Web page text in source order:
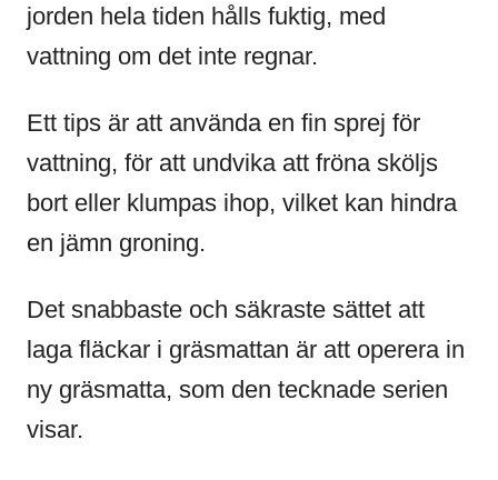
jorden hela tiden hålls fuktig, med
vattning om det inte regnar.
Ett tips är att använda en fin sprej för
vattning, för att undvika att fröna sköljs
bort eller klumpas ihop, vilket kan hindra
en jämn groning.
Det snabbaste och säkraste sättet att
laga fläckar i gräsmattan är att operera in
ny gräsmatta, som den tecknade serien
visar.